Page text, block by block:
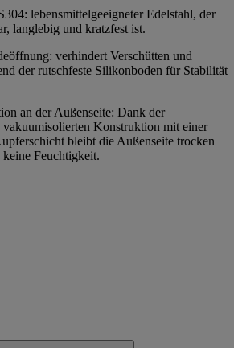
lebensmittelgeeigneter Edelstahl, der
langlebig und kratzfest ist.
verhindert Verschütten und
der rutschfeste Silikonboden für Stabilität
an der Außenseite: Dank der
Konstruktion mit einer
bleibt die Außenseite trocken
Feuchtigkeit.